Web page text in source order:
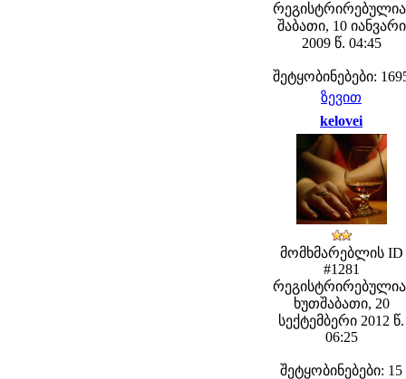
შაბათი, 10 იანვარი
2009 წ. 04:45
შეტყობინებები:
ზევით
kelovei
მომხმარებლის ID
#1281
ხუთშაბათი, 20
სექტემბერი 2012 წ.
06:25
შეტყობინებები: 15